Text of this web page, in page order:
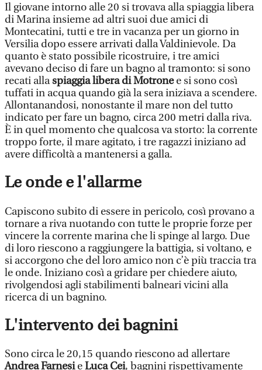
Il giovane intorno alle 20 si trovava alla spiaggia libera
di Marina insieme ad altri suoi due amici di
Montecatini, tutti e tre in vacanza per un giorno in
Versilia dopo essere arrivati dalla Valdinievole. Da
quanto è stato possibile ricostruire, i tre amici
avevano deciso di fare un bagno al tramonto: si sono
recati allaspiaggia libera di Motronee si sono così
tuffati in acqua quando già la sera iniziava a scendere.
Allontanandosi, nonostante il mare non del tutto
indicato per fare un bagno, circa 200 metri dalla riva.
È in quel momento che qualcosa va storto: la corrente
troppo forte, il mare agitato, i tre ragazzi iniziano ad
avere difficoltà a mantenersi a galla.
Le onde e l'allarme
Capiscono subito di essere in pericolo, così provano a
tornare a riva nuotando con tutte le proprie forze per
vincere la corrente marina che li spinge al largo. Due
di loro riescono a raggiungere la battigia, si voltano, e
si accorgono che del loro amico non c’è più traccia tra
le onde. Iniziano così a gridare per chiedere aiuto,
rivolgendosi agli stabilimenti balneari vicini alla
ricerca di un bagnino.
L'intervento dei bagnini
Sono circa le 20,15 quando riescono ad allertare
Andrea FarnesieLuca Cei, bagnini rispettivamente